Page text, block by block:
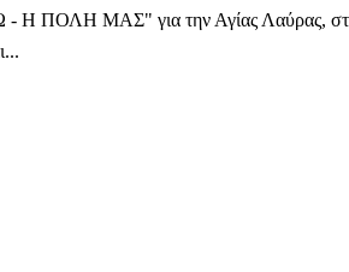
Η ΠΟΛΗ ΜΑΣ" για την Αγίας Λαύρας, στο